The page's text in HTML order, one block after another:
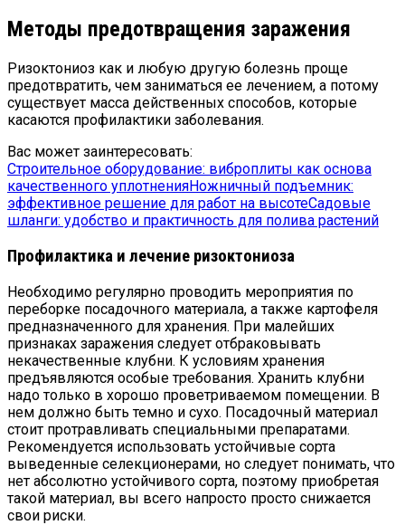
Методы предотвращения заражения
Ризоктониоз как и любую другую болезнь проще
предотвратить, чем заниматься ее лечением, а потому
существует масса действенных способов, которые
касаются профилактики заболевания.
Вас может заинтересовать:
Строительное оборудование: виброплиты как основа
качественного уплотненияНожничный подъемник:
эффективное решение для работ на высотеСадовые
шланги: удобство и практичность для полива растений
Профилактика и лечение ризоктониоза
Необходимо регулярно проводить мероприятия по
переборке посадочного материала, а также картофеля
предназначенного для хранения. При малейших
признаках заражения следует отбраковывать
некачественные клубни. К условиям хранения
предъявляются особые требования. Хранить клубни
надо только в хорошо проветриваемом помещении. В
нем должно быть темно и сухо. Посадочный материал
стоит протравливать специальными препаратами.
Рекомендуется использовать устойчивые сорта
выведенные селекционерами, но следует понимать, что
нет абсолютно устойчивого сорта, поэтому приобретая
такой материал, вы всего напросто просто снижается
свои риски.